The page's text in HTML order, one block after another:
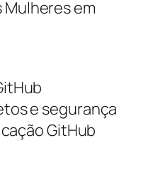
Mulheres em
e segurança
GitHub